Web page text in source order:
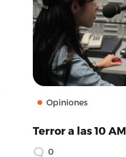
Opiniones
Terror a las 10 AM
0